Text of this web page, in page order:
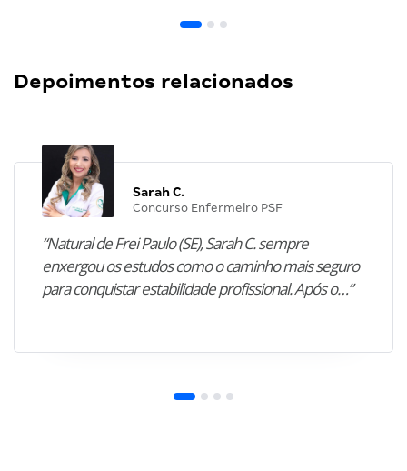
Depoimentos relacionados
Sarah C.
Concurso Enfermeiro PSF
“Natural de Frei Paulo (SE), Sarah C. sempre
enxergou os estudos como o caminho mais seguro
para conquistar estabilidade profissional. Após o…”